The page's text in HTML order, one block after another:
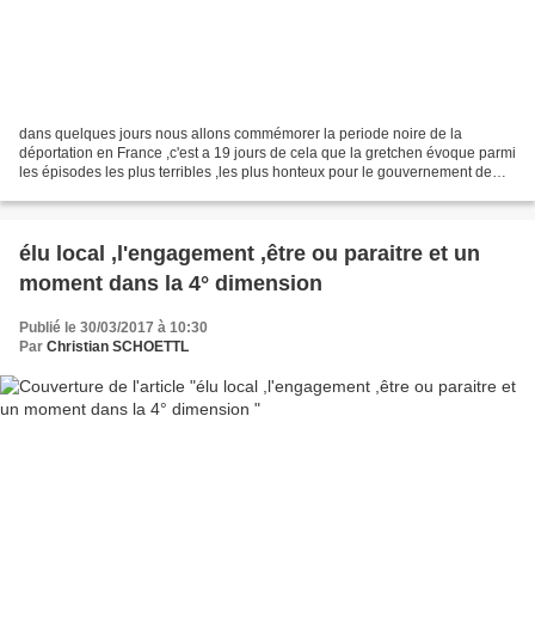
dans quelques jours nous allons commémorer la periode noire de la
déportation en France ,c'est a 19 jours de cela que la gretchen évoque parmi
les épisodes les plus terribles ,les plus honteux pour le gouvernement de
élu local ,l'engagement ,être ou paraitre et un
moment dans la 4° dimension
Publié le 30/03/2017 à 10:30
Par Christian SCHOETTL